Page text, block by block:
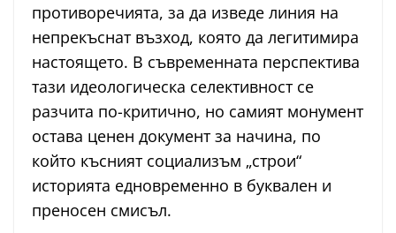
противоречията, за да изведе линия на
непрекъснат възход, която да легитимира
настоящето. В съвременната перспектива
тази идеологическа селективност се
разчита по-критично, но самият монумент
остава ценен документ за начина, по
който късният социализъм „строи“
историята едновременно в буквален и
преносен смисъл.